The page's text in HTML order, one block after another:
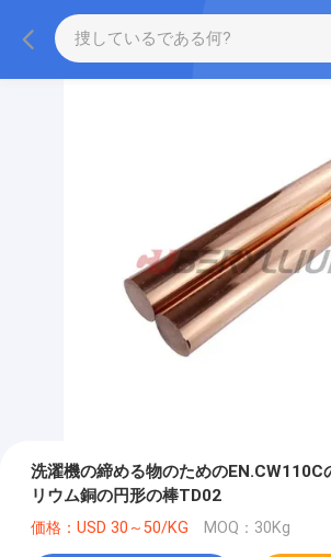
洗濯機の締める物のためのEN.CW110C
リウム銅の円形の棒TD02
価格：USD 30～50/KG MOQ：30Kg